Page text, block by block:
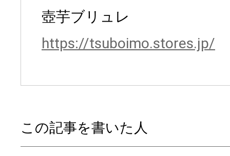
壺芋ブリュレ
https://tsuboimo.stores.jp/
この記事を書いた人